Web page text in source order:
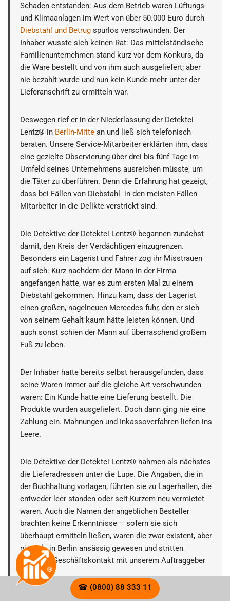
Schaden entstanden: Aus dem Betrieb waren Lüftungs-
und Klimaanlagen im Wert von über 50.000 Euro durch
Diebstahl und Betrug spurlos verschwunden. Der
Inhaber wusste sich keinen Rat: Das mittelständische
Familienunternehmen stand kurz vor dem Konkurs, da
die Ware bestellt und von ihm auch ausgeliefert; aber
nie bezahlt wurde und nun kein Kunde mehr unter der
Lieferanschrift zu ermitteln war.
Deswegen rief er in der Niederlassung der Detektei
Lentz® in Berlin-Mitte an und ließ sich telefonisch
beraten. Unsere Service-Mitarbeiter erklärten ihm, dass
eine gezielte Observierung über drei bis fünf Tage im
Umfeld seines Unternehmens ausreichen müsste, um
die Täter zu überführen. Denn die Erfahrung hat gezeigt,
dass bei Fällen von Diebstahl in den meisten Fällen
Mitarbeiter in die Delikte verstrickt sind.
Die Detektive der Detektei Lentz® begannen zunächst
damit, den Kreis der Verdächtigen einzugrenzen.
Besonders ein Lagerist und Fahrer zog ihr Misstrauen
auf sich: Kurz nachdem der Mann in der Firma
angefangen hatte, war es zum ersten Mal zu einem
Diebstahl gekommen. Hinzu kam, dass der Lagerist
einen großen, nagelneuen Mercedes fuhr, den er sich
von seinem Gehalt kaum hätte leisten können. Und
auch sonst schien der Mann auf überraschend großem
Fuß zu leben.
Der Inhaber hatte bereits selbst herausgefunden, dass
seine Waren immer auf die gleiche Art verschwunden
waren: Ein Kunde hatte eine Lieferung bestellt. Die
Produkte wurden ausgeliefert. Doch dann ging nie eine
Zahlung ein. Mahnungen und Inkassoverfahren liefen ins
Leere.
Die Detektive der Detektei Lentz® nahmen als nächstes
die Lieferadressen unter die Lupe. Die Angaben, die in
der Buchhaltung vorlagen, führten sie zu Lagerhallen, die
entweder leer standen oder seit Kurzem neu vermietet
waren. Auch die Namen der angeblichen Besteller
brachten keine Erkenntnisse – sofern sie sich
überhaupt ermitteln ließen, waren die zwar existent, aber
niemals in Berlin ansässig gewesen und stritten
jeglichen Geschäftskontakt mit unserem Auftraggeber
☎ (0800) 88 333 11